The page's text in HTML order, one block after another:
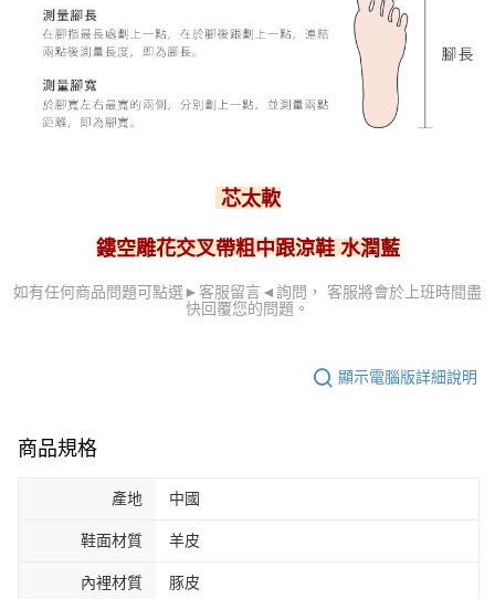
芯太軟
鏤空雕花交叉帶粗中跟涼鞋水潤藍
如有任何商品問題 可點選►客服留言 ◄詢問， 客服將會於上班時間盡
快回覆您的問題。
顯示電腦版詳細說明
商品規格
產地 中國
鞋面材質 羊皮
內裡材質 豚皮